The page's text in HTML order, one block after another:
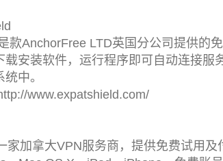
款AnchorFree LTD英国分公司提供的
载安装软件，运行程序即可自动连接服
中。
www.expatshield.com/
家加拿大VPN服务商，提供免费试用及